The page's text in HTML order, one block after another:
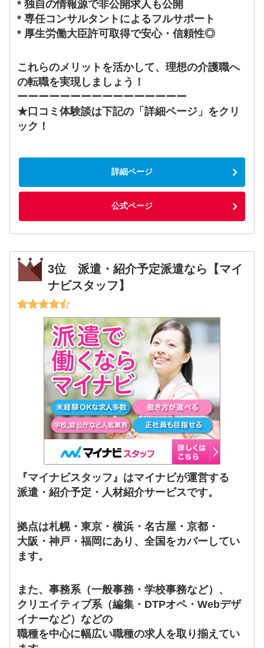
* 独自の情報源で非公開求人も公開
* 専任コンサルタントによるフルサポート
* 厚生労働大臣許可取得で安心・信頼性◎
これらのメリットを活かして、理想の介護職へ
の転職を実現しましょう！
ーーーーーーーーーーーーーーーー
★口コミ体験談は下記の「詳細ページ」をクリ
ック！
詳細ページ
公式ページ
3位 派遣・紹介予定派遣なら【マイ
ナビスタッフ】
『マイナビスタッフ』はマイナビが運営する
派遣・紹介予定・人材紹介サービスです。
拠点は札幌・東京・横浜・名古屋・京都・
大阪・神戸・福岡にあり、全国をカバーしてい
ます。
また、事務系（一般事務・学校事務など）、
クリエイティブ系（編集・DTPオペ・Webデザ
イナーなど）などの
職種を中心に幅広い職種の求人を取り揃えてい